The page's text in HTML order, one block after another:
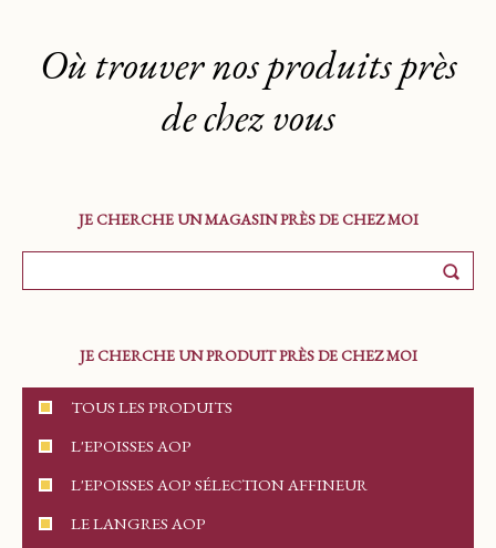
Où trouver nos produits près
de chez vous
JE CHERCHE UN MAGASIN PRÈS DE CHEZ MOI
JE CHERCHE UN PRODUIT PRÈS DE CHEZ MOI
TOUS LES PRODUITS
L'EPOISSES AOP
L'EPOISSES AOP SÉLECTION AFFINEUR
LE LANGRES AOP